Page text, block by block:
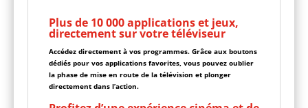
Plus de 10 000 applications et jeux,
directement sur votre téléviseur
Accédez directement à vos programmes. Grâce aux boutons
dédiés pour vos applications favorites, vous pouvez oublier
la phase de mise en route de la télévision et plonger
directement dans l’action.